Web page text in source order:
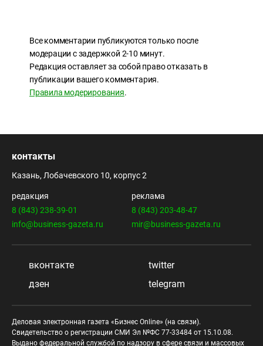
Все комментарии публикуются только после
модерации с задержкой 2-10 минут.
Редакция оставляет за собой право отказать в
публикации вашего комментария.
Правила модерирования.
контакты
Казань, Лобачевского 10, корпус 2
редакция
8 (843) 238-39-01
info@business-gazeta.ru
реклама
8 (843) 203-48-47
mir@business-gazeta.ru
вконтакте
twitter
дзен
telegram
Деловая электронная газета «Бизнес Online» (на связи).
Свидетельство о регистрации СМИ Эл №ФС 77-33484 от 15.10.08.
Выдано федеральной службой по надзору в сфере связи и массовых